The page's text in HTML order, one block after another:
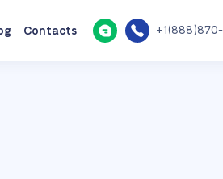
Contacts +1(888)870-